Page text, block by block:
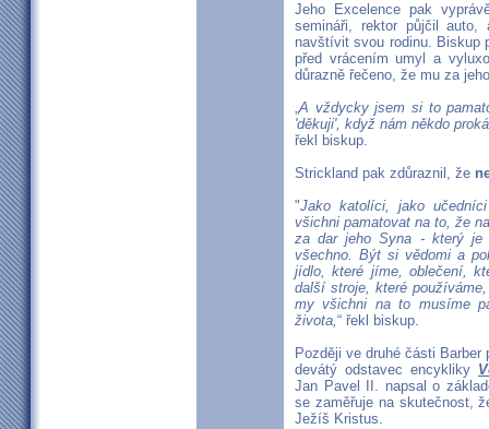
Jeho Excelence pak
semináři, rektor půjčil auto,
navštívit svou rodinu. Biskup
před vrácením umyl a
důrazně řečeno, že mu za
„A vždycky jsem si to
'děkuji', když nám někdo
řekl biskup.
Strickland pak zdůraznil, že
"Jako katolíci, jako
všichni pamatovat na to, že
za dar jeho Syna - který je
všechno. Být si vědomi a
jídlo, které jíme, oblečení,
další stroje, které
my všichni na to musíme
života,“ řekl biskup.
Později ve druhé části
devátý odstavec encykliky
Jan Pavel II. napsal o
se zaměřuje na skutečnost,
Ježíš Kristus.